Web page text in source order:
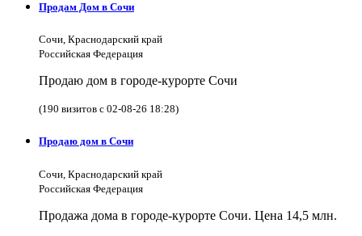
Продам Дом в Сочи
Сочи, Краснодарский край
Российская Федерация
Продаю дом в городе-курорте Сочи
(190 визитов с 02-08-26 18:28)
Продаю дом в Сочи
Сочи, Краснодарский край
Российская Федерация
Продажа дома в городе-курорте Сочи. Цена 14,5 млн.